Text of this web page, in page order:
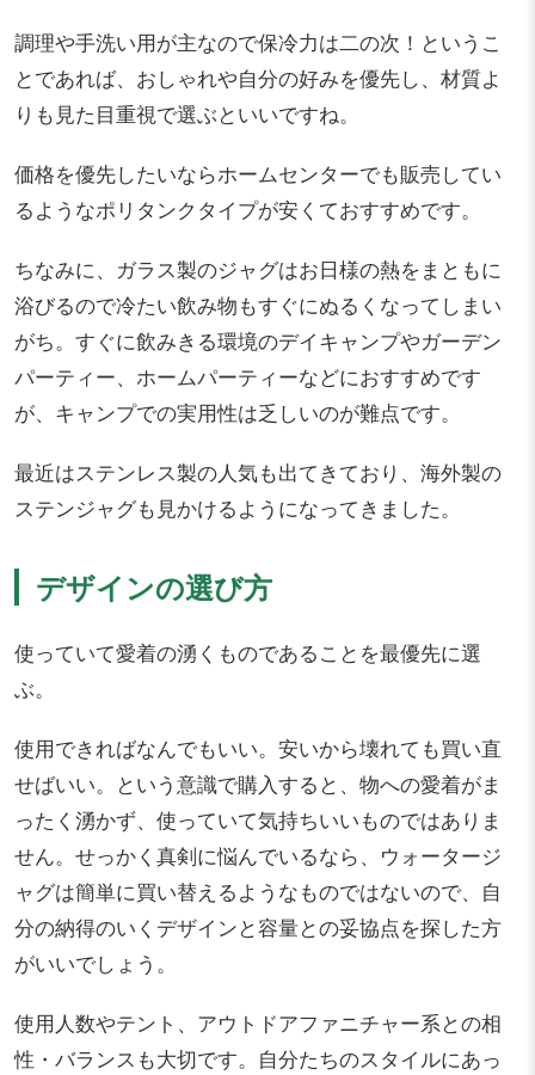
調理や手洗い用が主なので保冷力は二の次！というこ
とであれば、おしゃれや自分の好みを優先し、材質よ
りも見た目重視で選ぶといいですね。
価格を優先したいならホームセンターでも販売してい
るようなポリタンクタイプが安くておすすめです。
ちなみに、ガラス製のジャグはお日様の熱をまともに
浴びるので冷たい飲み物もすぐにぬるくなってしまい
がち。すぐに飲みきる環境のデイキャンプやガーデン
パーティー、ホームパーティーなどにおすすめです
が、キャンプでの実用性は乏しいのが難点です。
最近はステンレス製の人気も出てきており、海外製の
ステンジャグも見かけるようになってきました。
デザインの選び方
使っていて愛着の湧くものであることを最優先に選
ぶ。
使用できればなんでもいい。安いから壊れても買い直
せばいい。という意識で購入すると、物への愛着がま
ったく湧かず、使っていて気持ちいいものではありま
せん。せっかく真剣に悩んでいるなら、ウォータージ
ャグは簡単に買い替えるようなものではないので、自
分の納得のいくデザインと容量との妥協点を探した方
がいいでしょう。
使用人数やテント、アウトドアファニチャー系との相
性・バランスも大切です。自分たちのスタイルにあっ